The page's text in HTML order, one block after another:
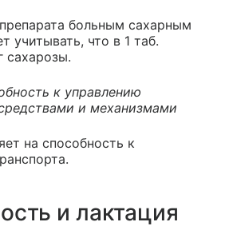
больным сахарным
учитывать, что в 1 таб.
сахарозы.
к управлению
и механизмами
на способность к
и лактация